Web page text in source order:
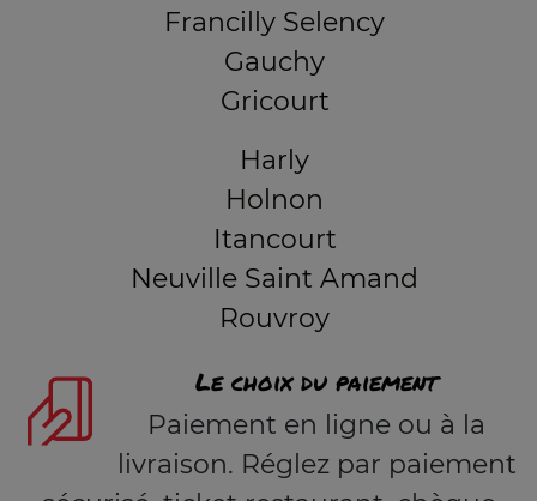
Francilly Selency
Gauchy
Gricourt
Harly
Holnon
Itancourt
Neuville Saint Amand
Rouvroy
Le choix du paiement
Paiement en ligne ou à la
livraison. Réglez par paiement